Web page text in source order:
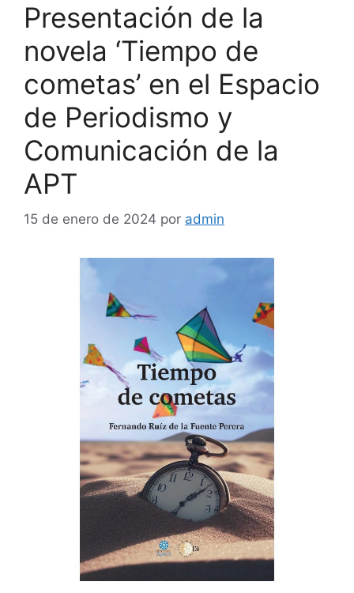
Presentación de la
novela ‘Tiempo de
cometas’ en el Espacio
de Periodismo y
Comunicación de la
APT
15 de enero de 2024 por admin